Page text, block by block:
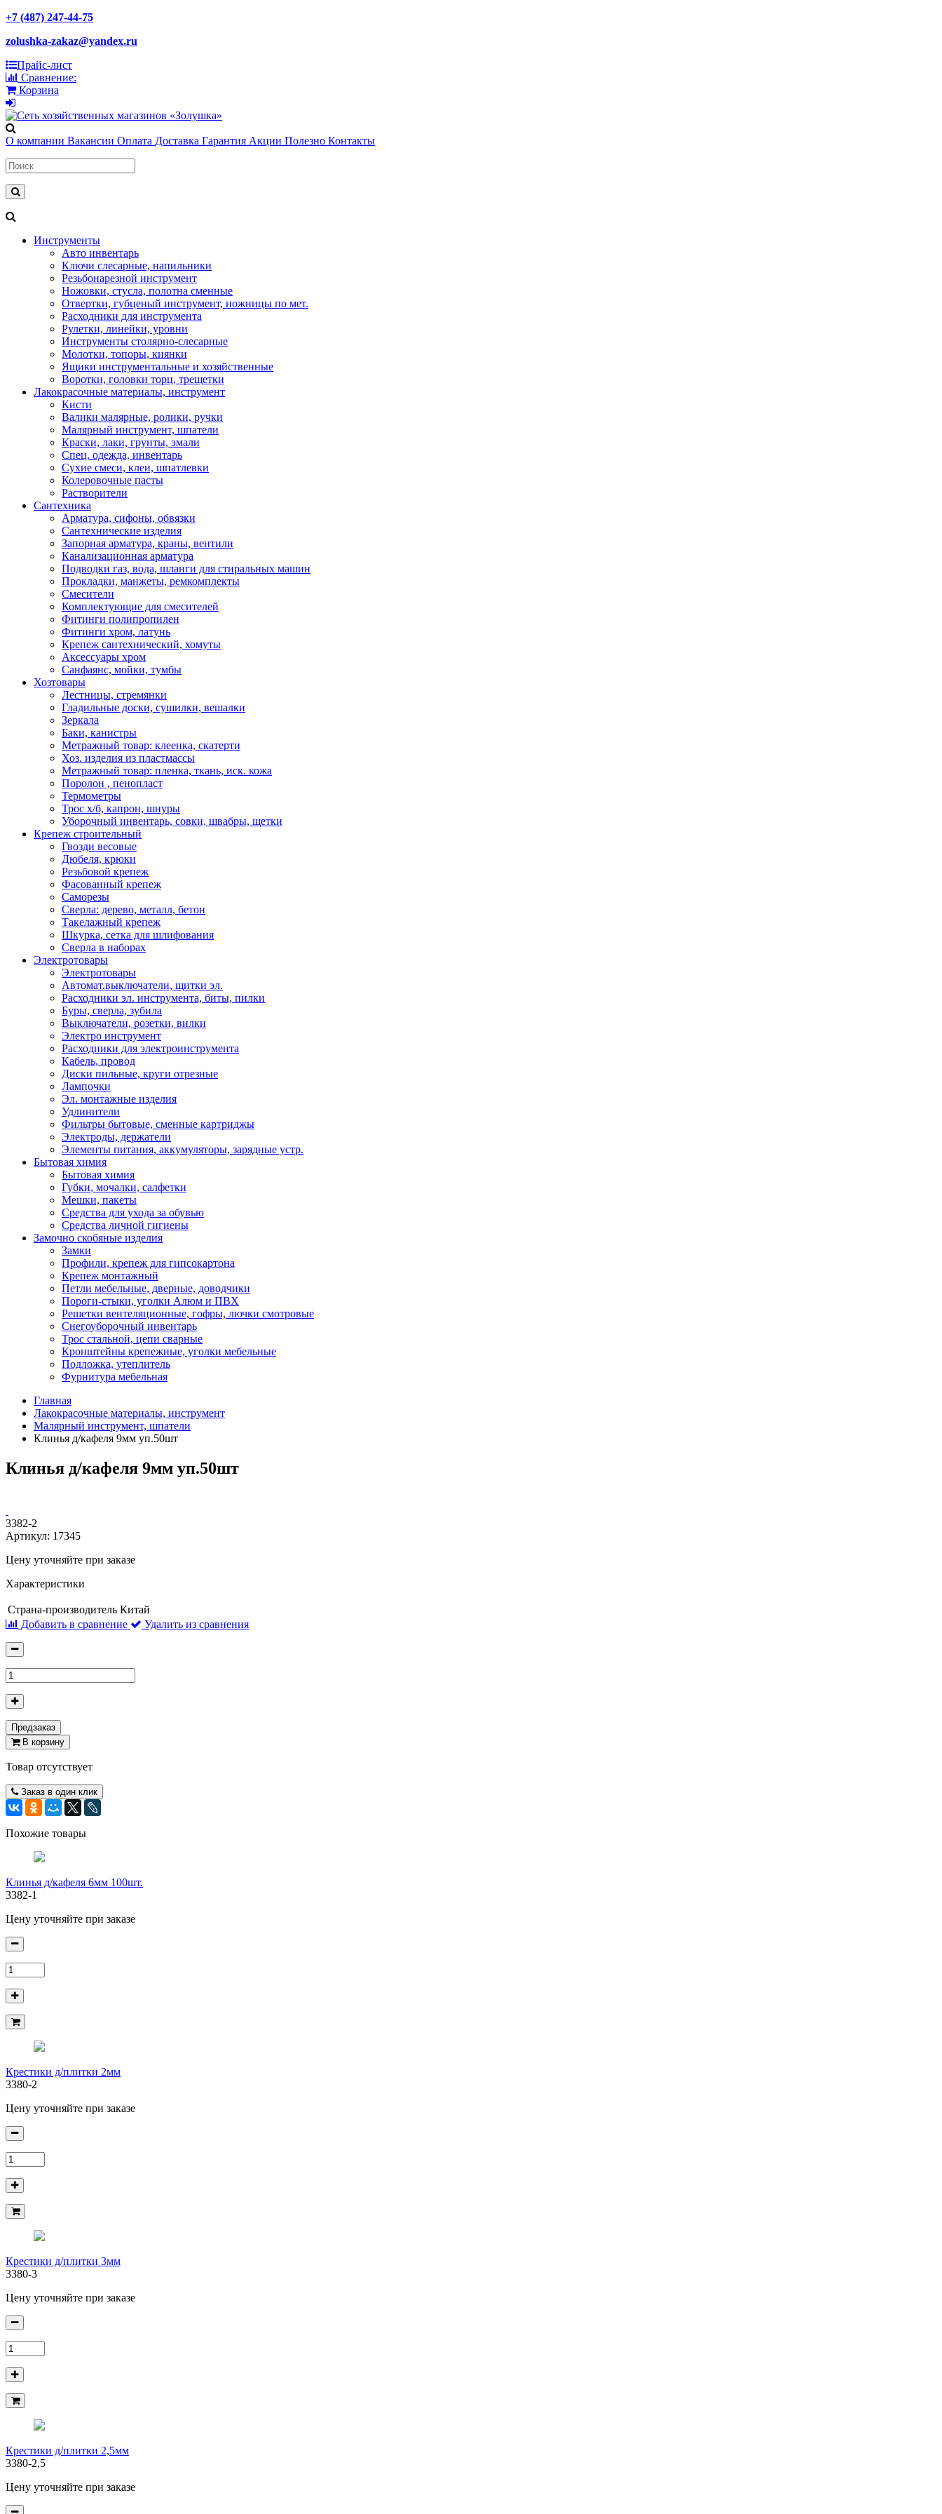
+7 (487) 247-44-75
zolushka-zakaz@yandex.ru
Прайс-лист
Сравнение:
Корзина
О компании Вакансии Оплата Доставка Гарантия Акции Полезно Контакты
Инструменты
Авто инвентарь
Ключи слесарные, напильники
Резьбонарезной инструмент
Ножовки, стусла, полотна сменные
Отвертки, губценый инструмент, ножницы по мет.
Расходники для инструмента
Рулетки, линейки, уровни
Инструменты столярно-слесарные
Молотки, топоры, киянки
Ящики инструментальные и хозяйственные
Воротки, головки торц, трещетки
Лакокрасочные материалы, инструмент
Кисти
Валики малярные, ролики, ручки
Малярный инструмент, шпатели
Краски, лаки, грунты, эмали
Спец. одежда, инвентарь
Сухие смеси, клеи, шпатлевки
Колеровочные пасты
Растворители
Сантехника
Арматура, сифоны, обвязки
Сантехнические изделия
Запорная арматура, краны, вентили
Канализационная арматура
Подводки газ, вода, шланги для стиральных машин
Прокладки, манжеты, ремкомплекты
Смесители
Комплектующие для смесителей
Фитинги полипропилен
Фитинги хром, латунь
Крепеж сантехнический, хомуты
Аксессуары хром
Санфаянс, мойки, тумбы
Хозтовары
Лестницы, стремянки
Гладильные доски, сушилки, вешалки
Зеркала
Баки, канистры
Метражный товар: клеенка, скатерти
Хоз. изделия из пластмассы
Метражный товар: пленка, ткань, иск. кожа
Поролон , пенопласт
Термометры
Трос х/б, капрон, шнуры
Уборочный инвентарь, совки, швабры, щетки
Крепеж строительный
Гвозди весовые
Дюбеля, крюки
Резьбовой крепеж
Фасованный крепеж
Саморезы
Сверла: дерево, металл, бетон
Такелажный крепеж
Шкурка, сетка для шлифования
Сверла в наборах
Электротовары
Электротовары
Автомат.выключатели, щитки эл.
Расходники эл. инструмента, биты, пилки
Буры, сверла, зубила
Выключатели, розетки, вилки
Электро инструмент
Расходники для электроинструмента
Кабель, провод
Диски пильные, круги отрезные
Лампочки
Эл. монтажные изделия
Удлинители
Фильтры бытовые, сменные картриджы
Электроды, держатели
Элементы питания, аккумуляторы, зарядные устр.
Бытовая химия
Бытовая химия
Губки, мочалки, салфетки
Мешки, пакеты
Средства для ухода за обувью
Средства личной гигиены
Замочно скобяные изделия
Замки
Профили, крепеж для гипсокартона
Крепеж монтажный
Петли мебельные, дверные, доводчики
Пороги-стыки, уголки Алюм и ПВХ
Решетки вентеляционные, гофры, лючки смотровые
Снегоуборочный инвентарь
Трос стальной, цепи сварные
Кронштейны крепежные, уголки мебельные
Подложка, утеплитель
Фурнитура мебельная
Главная
Лакокрасочные материалы, инструмент
Малярный инструмент, шпатели
Клинья д/кафеля 9мм уп.50шт
Клинья д/кафеля 9мм уп.50шт
3382-2
Артикул: 17345
Цену уточняйте при заказе
Характеристики
Страна-производитель Китай
Добавить в сравнение
Удалить из сравнения
Предзаказ
В корзину
Товар отсутствует
Заказ в один клик
Похожие товары
Клинья д/кафеля 6мм 100шт.
3382-1
Цену уточняйте при заказе
Крестики д/плитки 2мм
3380-2
Цену уточняйте при заказе
Крестики д/плитки 3мм
3380-3
Цену уточняйте при заказе
Крестики д/плитки 2,5мм
3380-2,5
Цену уточняйте при заказе